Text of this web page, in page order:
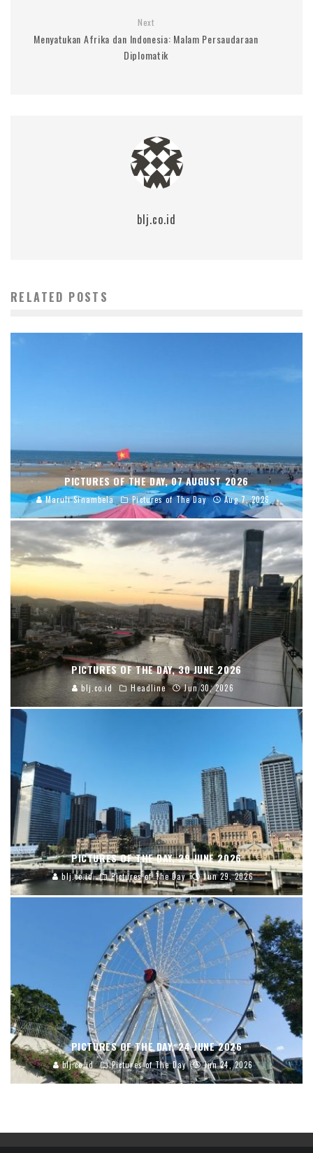
Next
Menyatukan Afrika dan Indonesia: Malam Persaudaraan
Diplomatik
blj.co.id
RELATED POSTS
PICTURES OF THE DAY, 07 AUGUST 2026
Maruli Sinambela Pictures of The Day Aug 7, 2026
PICTURES OF THE DAY, 30 JUNE 2026
blj.co.id Headline Jun 30, 2026
PICTURES OF THE DAY, 29 JUNE 2026
blj.co.id Pictures of The Day Jun 29, 2026
PICTURES OF THE DAY, 24 JUNE 2026
blj.co.id Pictures of The Day Jun 24, 2026